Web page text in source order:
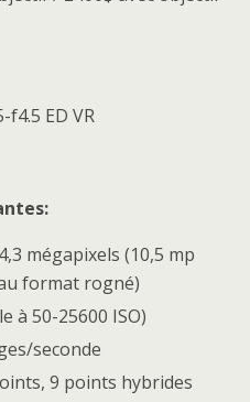
ED VR
mégapixels (10,5 mp
format rogné)
à 50-25600 ISO)
seconde
9 points hybrides